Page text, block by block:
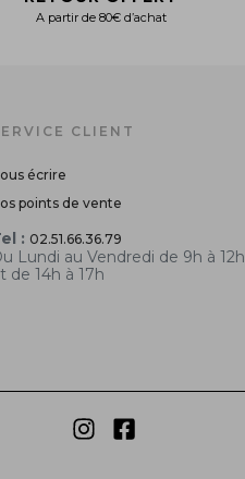
A partir de 80€ d’achat
CLIENT
écrire
points de vente
: 02.51.66.36.79
Lundi au Vendredi de 9h à 12h
de 14h à 17h